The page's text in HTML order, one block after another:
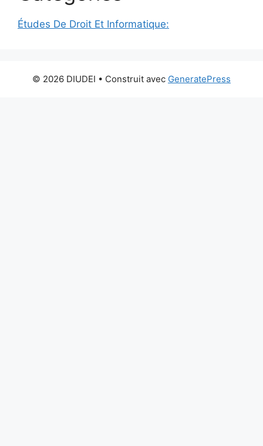
Études De Droit Et Informatique:
© 2026 DIUDEI • Construit avec GeneratePress